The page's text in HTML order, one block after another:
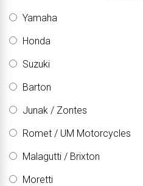
Yamaha
Honda
Suzuki
Barton
Junak / Zontes
Romet / UM Motorcycles
Malagutti / Brixton
Moretti